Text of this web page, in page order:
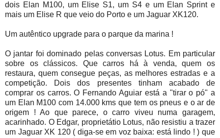
dois Elan M100, um Elise S1, um S4 e um Elan Sprint e
mais um Elise R que veio do Porto e um Jaguar XK120.
Um autêntico upgrade para o parque da marina !
O jantar foi dominado pelas conversas Lotus. Em particular
sobre os clássicos. Que carros há à venda, quem os
restaura, quem consegue peças, as melhores estradas e a
competição. Dois dos presentes tinham acabado de
comprar os carros. O Fernando Aguiar está a "tirar o pó" a
um Elan M100 com 14.000 kms que tem os pneus e o ar de
origem ! Ao que parece, o carro viveu numa garagem,
acarinhado. O Edgar, proprietátio Lotus, não resistiu a trazer
um Jaguar XK 120 ( diga-se em voz baixa: está lindo ! ) que